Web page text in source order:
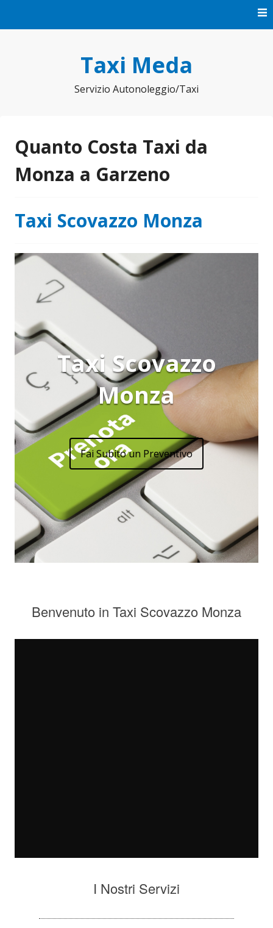
Taxi Meda
Servizio Autonoleggio/Taxi
Quanto Costa Taxi da
Monza a Garzeno
Taxi Scovazzo Monza
Taxi Scovazzo
Monza
Fai Subito un Preventivo
Benvenuto in Taxi Scovazzo Monza
I Nostri Servizi